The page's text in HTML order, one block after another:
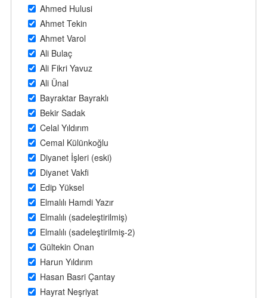
Ahmed Hulusi
Ahmet Tekin
Ahmet Varol
Ali Bulaç
Ali Fikri Yavuz
Ali Ünal
Bayraktar Bayraklı
Bekir Sadak
Celal Yıldırım
Cemal Külünkoğlu
Diyanet İşleri (eski)
Diyanet Vakfi
Edip Yüksel
Elmalılı Hamdi Yazır
Elmalılı (sadeleştirilmiş)
Elmalılı (sadeleştirilmiş-2)
Gültekin Onan
Harun Yıldırım
Hasan Basri Çantay
Hayrat Neşriyat